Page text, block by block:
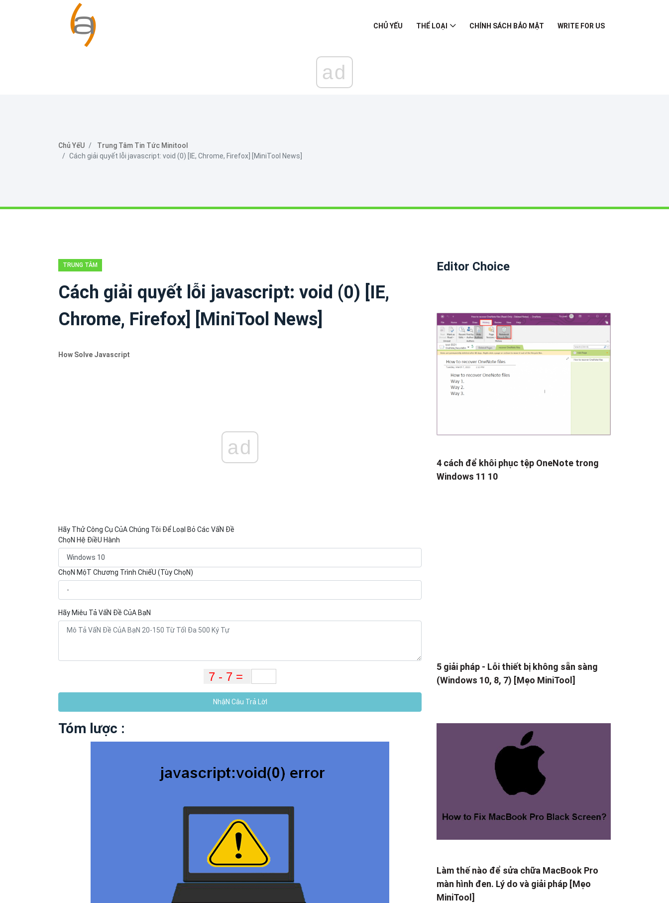
CHỦ YẾU THỂ LOẠI CHÍNH SÁCH BẢO MẬT WRITE FOR US
ad
Chủ YếU
Trung Tâm Tin Tức Minitool
Cách giải quyết lỗi javascript: void (0) [IE, Chrome, Firefox] [MiniTool News]
TRUNG TÂM
MINITOOL
Cách giải quyết lỗi javascript: void (0) [IE,
Chrome, Firefox] [MiniTool News]
How Solve Javascript
ad
Hãy Thử Công Cụ CủA Chúng Tôi Để LoạI Bỏ Các VấN Đề
ChọN Hệ ĐiềU Hành
ChọN MộT Chương Trình ChiếU (Tùy ChọN)
Hãy Miêu Tả VấN Đề CủA BạN
NhậN Câu Trả LờI
Tóm lược :
Editor Choice
4 cách để khôi phục tệp OneNote trong
Windows 11 10
5 giải pháp - Lỗi thiết bị không sẵn sàng
(Windows 10, 8, 7) [Mẹo MiniTool]
Làm thế nào để sửa chữa MacBook Pro
màn hình đen. Lý do và giải pháp [Mẹo
MiniTool]